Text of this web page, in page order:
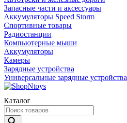
Запасные части и аксессуары
Аккумуляторы Speed Storm
Спортивные товары
Радиостанции
Компьютерные мыши
Аккумуляторы
Камеры
Зарядные устройства
Универсальные зарядные устройства
Каталог